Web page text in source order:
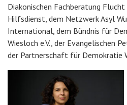
Diakonischen Fachberatung
Hilfsdienst, dem Netzwerk Asyl
International, dem Bündnis für
Wiesloch e.V., der Evangelischen
der Partnerschaft für Demokratie